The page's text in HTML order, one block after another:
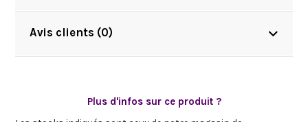
Avis clients (0)
Plus d'infos sur ce produit ?